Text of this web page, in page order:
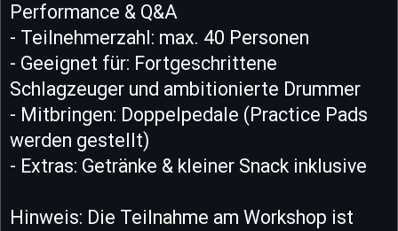
Performance & Q&A
- Teilnehmerzahl: max. 40 Personen
- Geeignet für: Fortgeschrittene
Schlagzeuger und ambitionierte Drummer
- Mitbringen: Doppelpedale (Practice Pads
werden gestellt)
- Extras: Getränke & kleiner Snack inklusive
Hinweis: Die Teilnahme am Workshop ist